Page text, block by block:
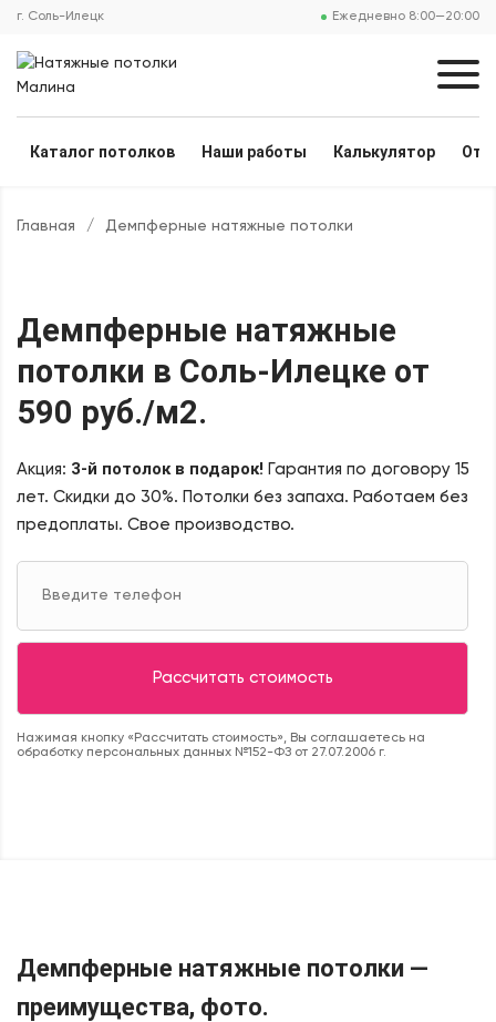
г. Соль-Илецк Ежедневно 8:00—20:00
Каталог потолков Наши работы Калькулятор
Главная / Демпферные натяжные потолки
Демпферные натяжные
потолки в Соль-Илецке от
590 руб./м2.
Акция: 3-й потолок в подарок! Гарантия по договору 15
лет. Скидки до 30%. Потолки без запаха. Работаем без
предоплаты. Свое производство.
Нажимая кнопку «Рассчитать стоимость», Вы соглашаетесь на
обработку персональных данных №152-ФЗ от 27.07.2006 г.
Демпферные натяжные потолки —
преимущества, фото.